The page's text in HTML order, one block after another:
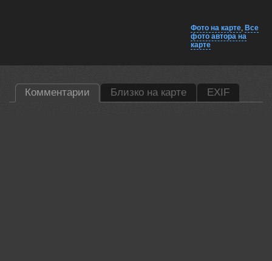
Фото на карте, Все
фото автора на
карте
Комментарии Близко на карте EXIF